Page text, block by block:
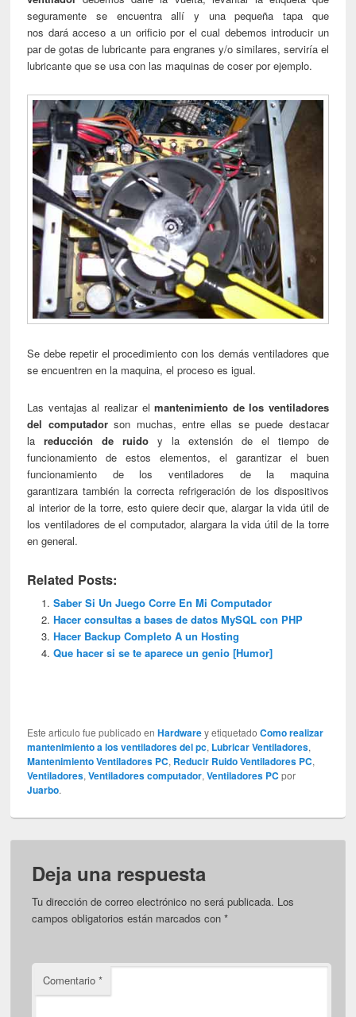
seguramente se encuentra allí y una pequeña tapa que
nos dará acceso a un orificio por el cual debemos introducir un
par de gotas de lubricante para engranes y/o similares, serviría el
lubricante que se usa con las maquinas de coser por ejemplo.
Se debe repetir el procedimiento con los demás ventiladores que
se encuentren en la maquina, el proceso es igual.
Las ventajas al realizar elmantenimiento de los ventiladores
del computadorson muchas, entre ellas se puede destacar
lareducción de ruido y la extensión de el tiempo de
funcionamiento de estos elementos, el garantizar el buen
funcionamiento de los ventiladores de la maquina
garantizara también la correcta refrigeración de los dispositivos
al interior de la torre, esto quiere decir que, alargar la vida útil de
los ventiladores de el computador, alargara la vida útil de la torre
en general.
Related Posts:
Saber Si Un Juego Corre En Mi Computador
Hacer consultas a bases de datos MySQL con PHP
Hacer Backup Completo A un Hosting
Que hacer si se te aparece un genio [Humor]
Este articulo fue publicado enHardwarey etiquetadoComo realizar
mantenimiento a los ventiladores del pc, Lubricar Ventiladores,
Mantenimiento Ventiladores PC, Reducir Ruido Ventiladores PC,
Ventiladores,Ventiladores computador,Ventiladores PC por
Juarbo.
Deja una respuesta
Tu dirección de correo electrónico no será publicada. Los
campos obligatorios están marcados con*
Comentario*